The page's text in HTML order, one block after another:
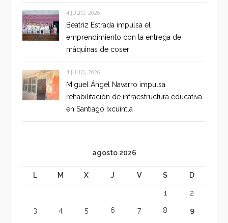
4 JULIO, 2026
Beatriz Estrada impulsa el
emprendimiento con la entrega de
máquinas de coser
4 JULIO, 2026
Miguel Ángel Navarro impulsa
rehabilitación de infraestructura educativa
en Santiago Ixcuintla
agosto 2026
L M X J V S D
1 2
3 4 5 6 7 8 9